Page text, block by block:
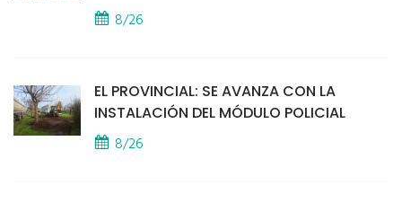
8/26
EL PROVINCIAL: SE AVANZA CON LA
INSTALACIÓN DEL MÓDULO POLICIAL
8/26